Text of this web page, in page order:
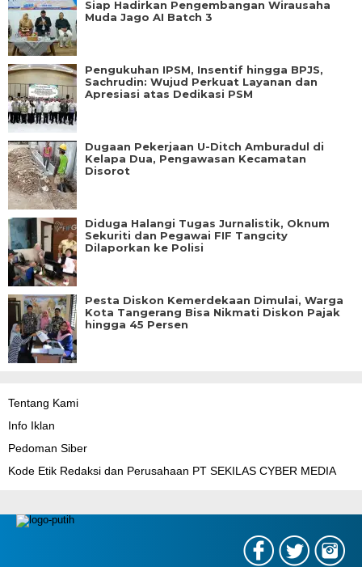
Siap Hadirkan Pengembangan Wirausaha
Muda Jago AI Batch 3
Pengukuhan IPSM, Insentif hingga BPJS,
Sachrudin: Wujud Perkuat Layanan dan
Apresiasi atas Dedikasi PSM
Dugaan Pekerjaan U-Ditch Amburadul di
Kelapa Dua, Pengawasan Kecamatan
Disorot
Diduga Halangi Tugas Jurnalistik, Oknum
Sekuriti dan Pegawai FIF Tangcity
Dilaporkan ke Polisi
Pesta Diskon Kemerdekaan Dimulai, Warga
Kota Tangerang Bisa Nikmati Diskon Pajak
hingga 45 Persen
Tentang Kami
Info Iklan
Pedoman Siber
Kode Etik Redaksi dan Perusahaan PT SEKILAS CYBER MEDIA